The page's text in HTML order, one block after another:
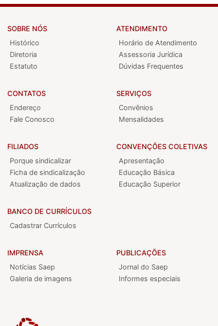
SOBRE NÓS
Histórico
Diretoria
Estatuto
CONTATOS
Endereço
Fale Conosco
ATENDIMENTO
Horário de Atendimento
Assessoria Jurídica
Dúvidas Frequentes
SERVIÇOS
Convênios
Mensalidades
FILIADOS
Porque sindicalizar
Ficha de sindicalização
Atualização de dados
BANCO DE CURRÍCULOS
Cadastrar Currículos
CONVENÇÕES COLETIVAS
Apresentação
Educação Básica
Educação Superior
IMPRENSA
Notícias Saep
Galeria de imagens
PUBLICAÇÕES
Jornal do Saep
Informes especiais